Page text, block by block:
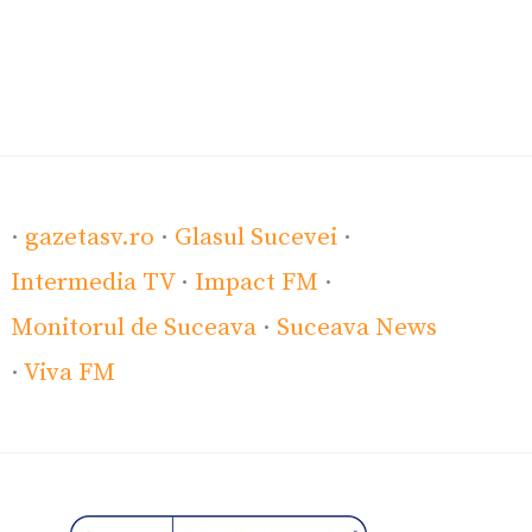
· gazetasv.ro · Glasul Sucevei ·
Intermedia TV· Impact FM ·
Monitorul de Suceava · Suceava News
·Viva FM